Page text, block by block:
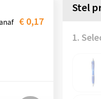
€ 0,17
Stel
1.